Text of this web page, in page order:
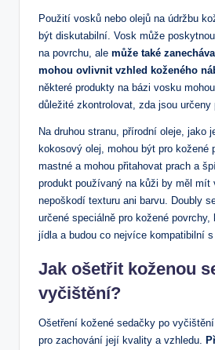
Použití vosků nebo olejů na údržbu
být diskutabilní. Vosk může
na povrchu, ale může také
mohou ovlivnit vzhled koženého
některé produkty na bázi vosku
důležité zkontrolovat, zda jsou
Na druhou stranu, přírodní oleje, jako
kokosový olej, mohou být pro kožené
mastné a mohou přitahovat prach a
produkt používaný na kůži by měl mít
nepoškodí texturu ani barvu. Doubly
určené speciálně pro kožené
jídla a budou co nejvíce kompatibilní
Jak ošetřit koženou
vyčištění?
Ošetření kožené sedačky po
pro zachování její kvality a vzhledu.